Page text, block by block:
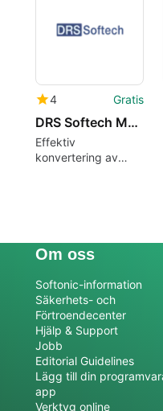
4 Gratis
DRS Softech MSG Converter Tool
Effektiv
konvertering av
Om oss
Softonic-information
Säkerhets- och
Förtroendecenter
Hjälp & Support
Jobb
Editorial Guidelines
Lägg till din
app
Verktyg online